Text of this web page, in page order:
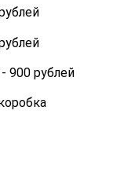
900 рублей